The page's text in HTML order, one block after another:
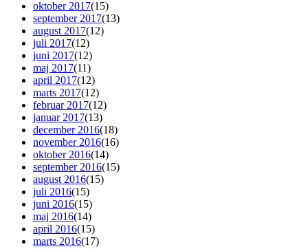
oktober 2017(15)
september 2017(13)
august 2017(12)
juli 2017(12)
juni 2017(12)
maj 2017(11)
april 2017(12)
marts 2017(12)
februar 2017(12)
januar 2017(13)
december 2016(18)
november 2016(16)
oktober 2016(14)
september 2016(15)
august 2016(15)
juli 2016(15)
juni 2016(15)
maj 2016(14)
april 2016(15)
marts 2016(17)